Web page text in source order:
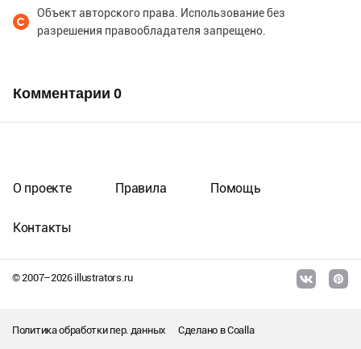
Объект авторского права. Использование без
разрешения правообладателя запрещено.
Комментарии 0
© 2007–2026illustrators.ru
О проекте Правила Помощь
Контакты
Политика обработки пер. данных Сделано вCoalla